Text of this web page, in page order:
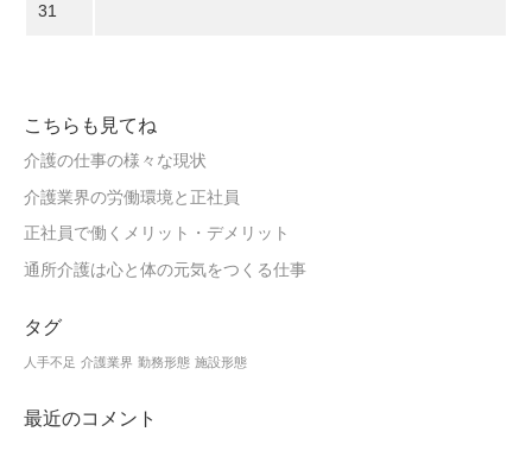
31
こちらも見てね
介護の仕事の様々な現状
介護業界の労働環境と正社員
正社員で働くメリット・デメリット
通所介護は心と体の元気をつくる仕事
タグ
人手不足 介護業界 勤務形態 施設形態
最近のコメント